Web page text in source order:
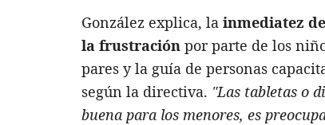
González explica, la inmediatez
la frustración por parte de los
pares y la guía de personas
según la directiva. "Las tabletas o
buena para los menores, es